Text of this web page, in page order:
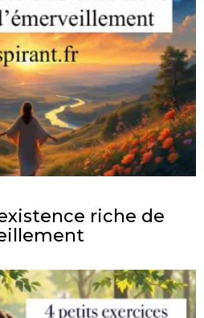
riche de